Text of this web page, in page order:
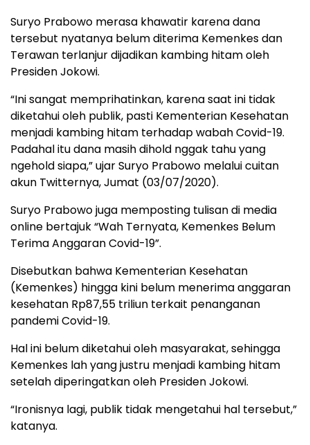
Suryo Prabowo merasa khawatir karena dana
tersebut nyatanya belum diterima Kemenkes dan
Terawan terlanjur dijadikan kambing hitam oleh
Presiden Jokowi.
“Ini sangat memprihatinkan, karena saat ini tidak
diketahui oleh publik, pasti Kementerian Kesehatan
menjadi kambing hitam terhadap wabah Covid-19.
Padahal itu dana masih dihold nggak tahu yang
ngehold siapa,” ujar Suryo Prabowo melalui cuitan
akun Twitternya, Jumat (03/07/2020).
Suryo Prabowo juga memposting tulisan di media
online bertajuk “Wah Ternyata, Kemenkes Belum
Terima Anggaran Covid-19”.
Disebutkan bahwa Kementerian Kesehatan
(Kemenkes) hingga kini belum menerima anggaran
kesehatan Rp87,55 triliun terkait penanganan
pandemi Covid-19.
Hal ini belum diketahui oleh masyarakat, sehingga
Kemenkes lah yang justru menjadi kambing hitam
setelah diperingatkan oleh Presiden Jokowi.
“Ironisnya lagi, publik tidak mengetahui hal tersebut,”
katanya.